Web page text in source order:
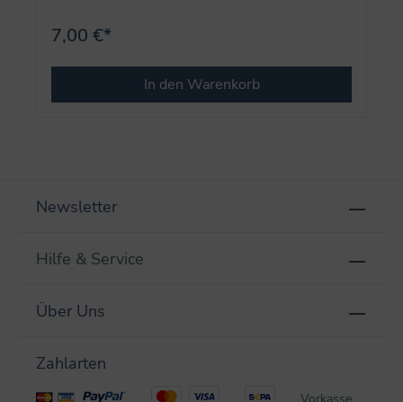
7,00 €*
In den Warenkorb
Newsletter
Hilfe & Service
Über Uns
Zahlarten